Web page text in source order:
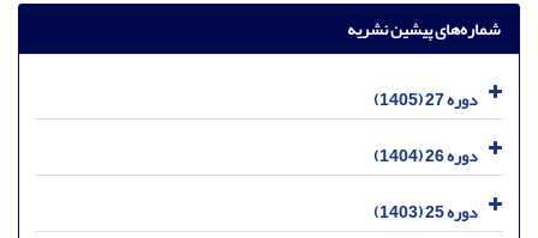
شماره‌های پیشین نشریه
دوره 27 (1405)
دوره 26 (1404)
دوره 25 (1403)